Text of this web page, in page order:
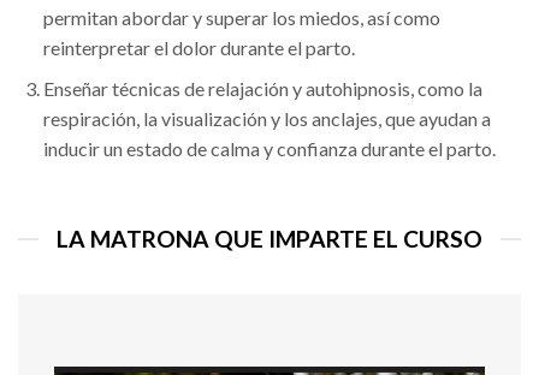
permitan abordar y superar los miedos, así como
reinterpretar el dolor durante el parto.
Enseñar técnicas de relajación y autohipnosis, como la
respiración, la visualización y los anclajes, que ayudan a
inducir un estado de calma y confianza durante el parto.
LA MATRONA QUE IMPARTE EL CURSO